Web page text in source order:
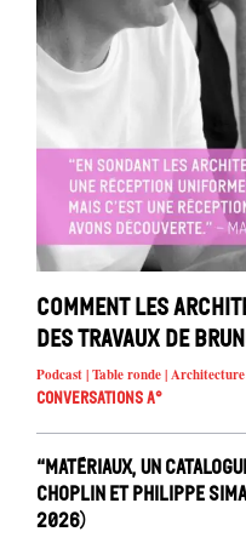
Comment les
des travaux de
Podcast | Table ronde | Architecture
Conversations A°
“Matériaux, un
Choplin et Philippe
2026)